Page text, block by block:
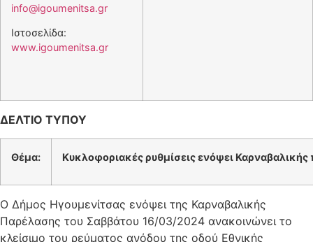
info@igoumenitsa.gr
Ιστοσελίδα:
www.igoumenitsa.gr
ΔΕΛΤΙΟ ΤΥΠΟΥ
Θέμα: Κυκλοφοριακές ρυθμίσεις ενόψει
Ο Δήμος Ηγουμενίτσας ενόψει της Καρναβαλικής
Παρέλασης του Σαββάτου 16/03/2024 ανακοινώνει το
κλείσιμο του ρεύματος ανόδου της οδού Εθνικής